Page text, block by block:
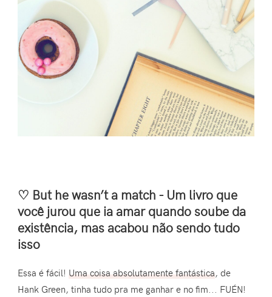
♡ But he wasn’t a match - Um livro que
você jurou que ia amar quando soube da
existência, mas acabou não sendo tudo
isso
Essa é fácil! Uma coisa absolutamente fantástica, de
Hank Green, tinha tudo pra me ganhar e no fim... FUÉN!